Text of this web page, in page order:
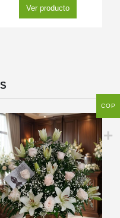
Ver producto
COP